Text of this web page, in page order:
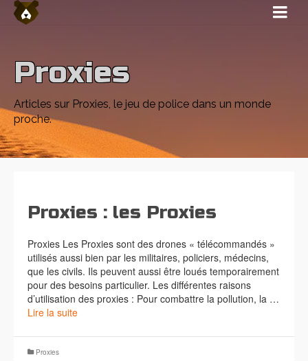
Proxies
Articles sur Proxies, le jeu de police dans un monde
proche.
Proxies : les Proxies
Proxies Les Proxies sont des drones « télécommandés »
utilisés aussi bien par les militaires, policiers, médecins,
que les civils. Ils peuvent aussi être loués temporairement
pour des besoins particulier. Les différentes raisons
d’utilisation des proxies : Pour combattre la pollution, la …
Lire la suite
Proxies